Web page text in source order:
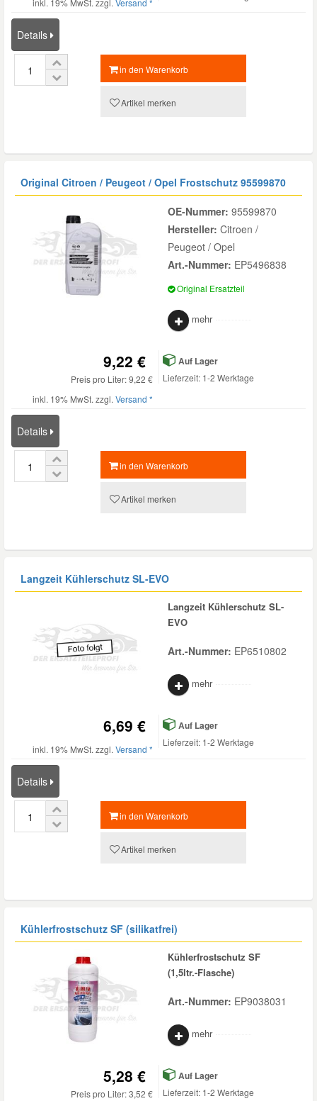
inkl. 19% MwSt. zzgl. Versand *
Details
in den Warenkorb
Artikel merken
Original Citroen / Peugeot / Opel Frostschutz 95599870
OE-Nummer: 95599870
Hersteller: Citroen /
Peugeot / Opel
Art.-Nummer: EP5496838
Original Ersatzteil
mehr
9,22 €
Preis pro Liter: 9,22 €
inkl. 19% MwSt. zzgl. Versand *
Auf Lager
Lieferzeit: 1-2 Werktage
Details
in den Warenkorb
Artikel merken
Langzeit Kühlerschutz SL-EVO
Langzeit Kühlerschutz SL-
EVO
Art.-Nummer: EP6510802
mehr
6,69 €
inkl. 19% MwSt. zzgl. Versand *
Auf Lager
Lieferzeit: 1-2 Werktage
Details
in den Warenkorb
Artikel merken
Kühlerfrostschutz SF (silikatfrei)
Kühlerfrostschutz SF
(1,5ltr.-Flasche)
Art.-Nummer: EP9038031
mehr
5,28 €
Preis pro Liter: 3,52 €
Auf Lager
Lieferzeit: 1-2 Werktage